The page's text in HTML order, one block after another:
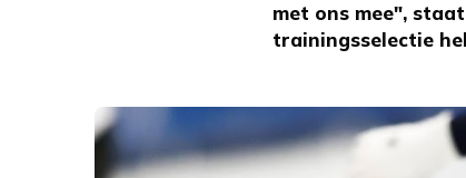
met ons mee",
trainingsselectie